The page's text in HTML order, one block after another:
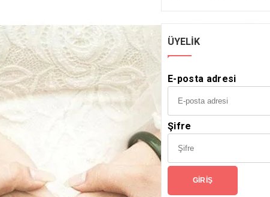
ÜYELIK
E-posta adresi
Şifre
GIRIŞ